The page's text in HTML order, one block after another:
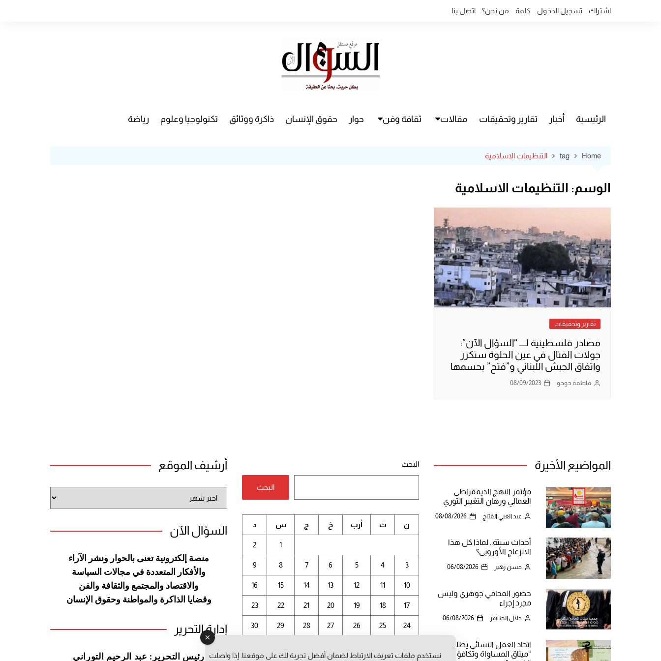
اشتراك تسجيل الدخول كلمة من نحن؟ اتصل بنا
الرئيسية أخبار تقارير وتحقيقات مقالات ثقافة وفن حوار حقوق الإنسان ذاكرة ووثائق تكنولوجيا وعلوم رياضة
Home
tag التنظيمات الاسلامية
الوسم: التنظيمات الاسلامية
تقارير وتحقيقات
مصادر فلسطينية لـــ “السؤال الآن”:
جولات القتال في عين الحلوة ستكرر
واتفاق الجيش اللبناني و”فتح” يحسمها
فاطمة حوحو 08/09/2023
المواضيع الأخيرة
مؤتمر النهج الديمقراطي
العمالي ورهان التغيير الثوري
عبد الغني القبّاج 08/08/2026
أحداث سبتة.. لماذا كل هذا
الانزعاج الأوروبي؟
حسن زهير 06/08/2026
حضور المحامي جوهري وليس
مجرد إجراء
جلال الطاهر 06/08/2026
اتحاد العمل النسائي يطلق
“ميثاق المساواة وتكافؤ
البحث
البحث
ن ث أرب خ ج س د
1
2
3
4
5
6
7
8
9
10
11
12
13
14
15
16
17
18
19
20
21
22
23
24
25
26
27
28
29
30
أرشيف الموقع
الموقع
السؤال الآن
منصة إلكترونية تعنى بالحوار ونشر
الآراء
والأفكار المتعددة في مجالات السياسة
والاقتصاد والمجتمع والثقافة والفن
وقضايا الذاكرة والمواطنة وحقوق الإنسان
إدارة التحرير
رئيس التحرير: عبد الرحيم التوراني نستخدم ملفات تعريف الارتباط لضمان أفضل تجربة لك على موقعنا. إذا واصلت